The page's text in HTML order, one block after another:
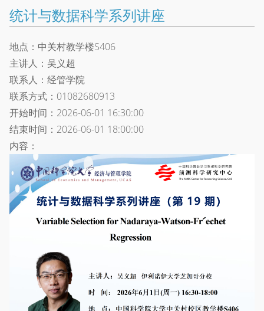
统计与数据科学系列讲座
地点：中关村教学楼S406
主讲人：吴义超
联系人：经管学院
联系方式：01082680913
开始时间：2026-06-01 16:30:00
结束时间：2026-06-01 18:00:00
内容：